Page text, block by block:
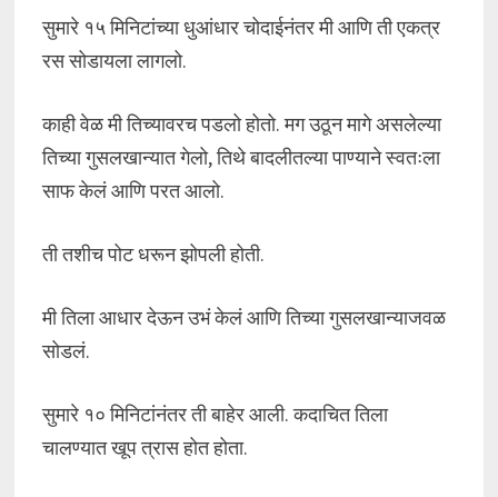
सुमारे १५ मिनिटांच्या धुआंधार चोदाईनंतर मी आणि ती एकत्र
रस सोडायला लागलो.
काही वेळ मी तिच्यावरच पडलो होतो. मग उठून मागे असलेल्या
तिच्या गुसलखान्यात गेलो, तिथे बादलीतल्या पाण्याने स्वतःला
साफ केलं आणि परत आलो.
ती तशीच पोट धरून झोपली होती.
मी तिला आधार देऊन उभं केलं आणि तिच्या गुसलखान्याजवळ
सोडलं.
सुमारे १० मिनिटांनंतर ती बाहेर आली. कदाचित तिला
चालण्यात खूप त्रास होत होता.